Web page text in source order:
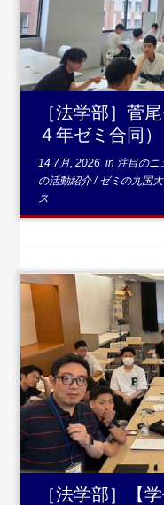
...
［法学部］菅
４年ゼミ合同）
14 7月, 2026 in 注目の
の活動紹介/ゼミの九国
ス
...続きを
［法学部］【